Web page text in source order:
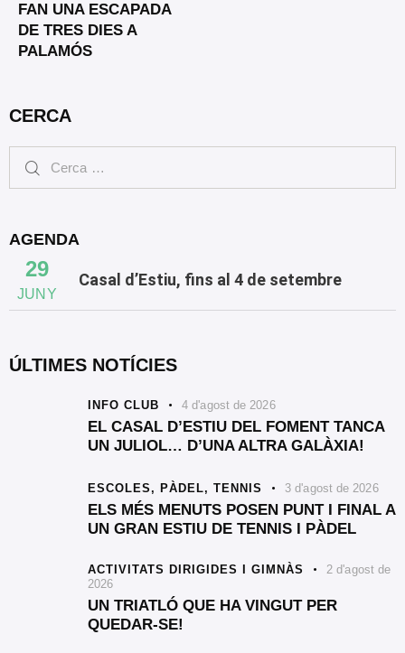
FAN UNA ESCAPADA
DE TRES DIES A
PALAMÓS
CERCA
AGENDA
29
JUNY
Casal d’Estiu, fins al 4 de setembre
ÚLTIMES NOTÍCIES
INFO CLUB 4 d'agost de 2026
EL CASAL D’ESTIU DEL FOMENT TANCA
UN JULIOL… D’UNA ALTRA GALÀXIA!
ESCOLES, PÀDEL, TENNIS 3 d'agost de 2026
ELS MÉS MENUTS POSEN PUNT I FINAL A
UN GRAN ESTIU DE TENNIS I PÀDEL
ACTIVITATS DIRIGIDES I GIMNÀS
2 d'agost de
2026
UN TRIATLÓ QUE HA VINGUT PER
QUEDAR-SE!